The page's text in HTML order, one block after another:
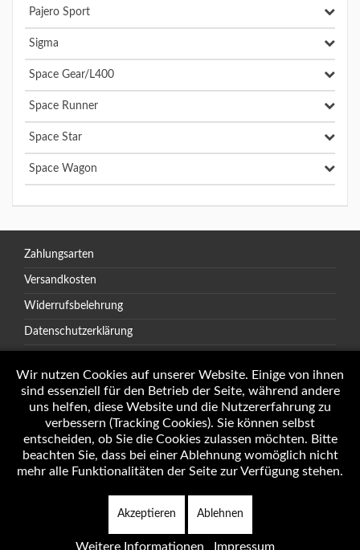
Pajero Sport
Sigma
Space Gear/L400
Space Runner
Space Star
Space Wagon
Zahlungsarten
Versandkosten
Widerrufsbelehrung
Datenschutzerklärung
Öffnungszeiten
Impressum
Copyright © 2026 Autotechnik J. Weninger Alle Rechte vorbehalten.
Wir nutzen Cookies auf unserer Website. Einige von ihnen
sind essenziell für den Betrieb der Seite, während andere
uns helfen, diese Website und die Nutzererfahrung zu
verbessern (Tracking Cookies). Sie können selbst
entscheiden, ob Sie die Cookies zulassen möchten. Bitte
beachten Sie, dass bei einer Ablehnung womöglich nicht
mehr alle Funktionalitäten der Seite zur Verfügung stehen.
Akzeptieren Ablehnen
Weitere Informationen Impressum